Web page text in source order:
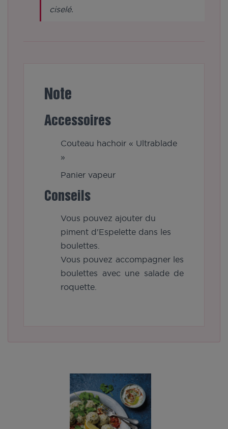
ciselé.
Note
Accessoires
Couteau hachoir « Ultrablade
»
Panier vapeur
Conseils
Vous pouvez ajouter du
piment d'Espelette dans les
boulettes.
Vous pouvez accompagner les
boulettes avec une salade de
roquette.